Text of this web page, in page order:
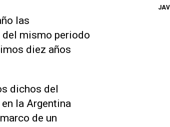
las
mismo periodo
diez años
dichos del
la Argentina
de un